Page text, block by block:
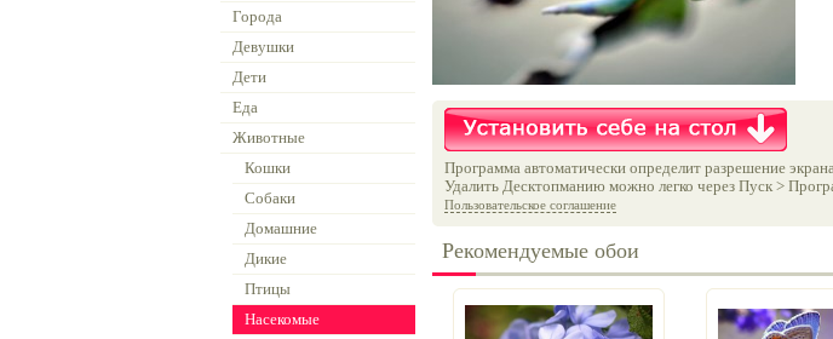
Города
Девушки
Дети
Еда
Животные
Кошки
Собаки
Домашние
Дикие
Птицы
Насекомые
Программа автоматически определит разрешение
Удалить Десктопманию можно легко через Пуск >
Пользовательское соглашение
Рекомендуемые обои